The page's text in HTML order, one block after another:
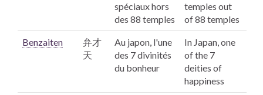
spéciaux hors
des 88 temples
temples out
of 88 temples
Benzaiten
弁才
天
Au japon, l'une
des 7 divinités
du bonheur
In Japan, one
of the 7
deities of
happiness